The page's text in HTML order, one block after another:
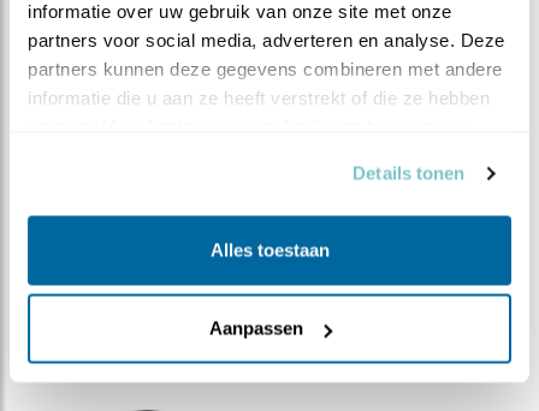
informatie over uw gebruik van onze site met onze
partners voor social media, adverteren en analyse. Deze
partners kunnen deze gegevens combineren met andere
informatie die u aan ze heeft verstrekt of die ze hebben
Details tonen
Alles toestaan
Aanpassen